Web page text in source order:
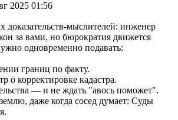
2025 01:56
доказательств-мыслителей: инженер
за вами, но бюрократия движется
одновременно подавать:
границ по факту.
о корректировке кадастра.
— и не ждать "авось поможет".
даже когда сосед думает: Суды